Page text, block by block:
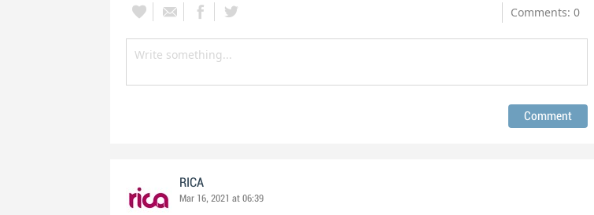
Comments: 0
RICA
Mar 16, 2021 at 06:39